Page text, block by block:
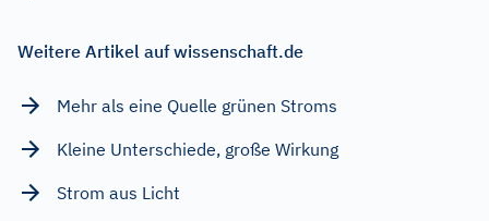
Weitere Artikel auf wissenschaft.de
Mehr als eine Quelle grünen Stroms
Kleine Unterschiede, große Wirkung
Strom aus Licht